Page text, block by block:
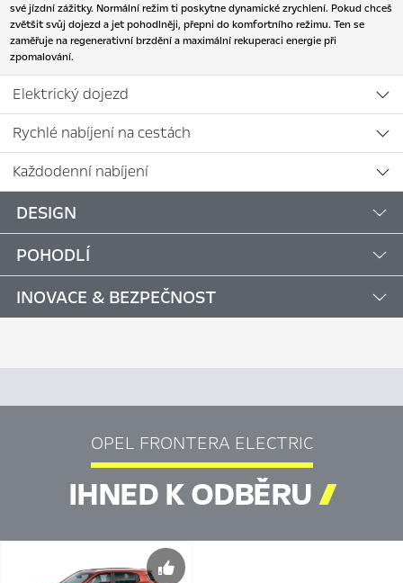
své jízdní zážitky. Normální režim ti poskytne dynamické zrychlení. Pokud chceš
zvětšit svůj dojezd a jet pohodlněji, přepni do komfortního režimu. Ten se
zaměřuje na regenerativní brzdění a maximální rekuperaci energie při
zpomalování.
Elektrický dojezd
Rychlé nabíjení na cestách
Každodenní nabíjení
DESIGN
POHODLÍ
INOVACE & BEZPEČNOST
OPEL FRONTERA ELECTRIC
IHNED K ODBĚRU